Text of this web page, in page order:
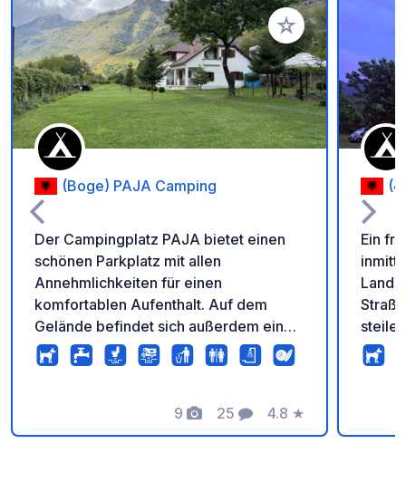
Zu Ihren Favoriten
(Boge) PAJA Camping
Der Campingplatz PAJA bietet einen
schönen Parkplatz mit allen
Annehmlichkeiten für einen
komfortablen Aufenthalt. Auf dem
Gelände befindet sich außerdem ein
kleines Café/Restaurant mit
traditionellen albanischen Bio-
drei separate Badezimmer mit Dusche,
eine Waschmaschine, eine
9
Fotos
25
Kommentare
4.8
Bewertung
★
Ein
eine
Regel